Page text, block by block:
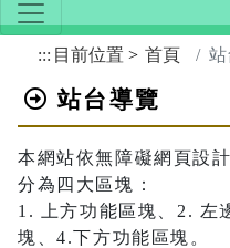
::: 目前位置 首頁 站
站台導覽
本網站依無障礙網頁設
分為四大區塊：
1. 上方功能區塊、2. 左
塊、4.下方功能區塊。